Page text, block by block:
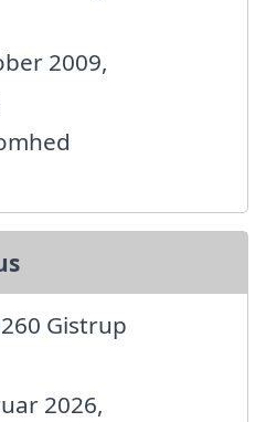
2009,
Gistrup
2026,